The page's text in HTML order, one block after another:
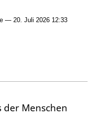
— 20. Juli 2026 12:33
der Menschen